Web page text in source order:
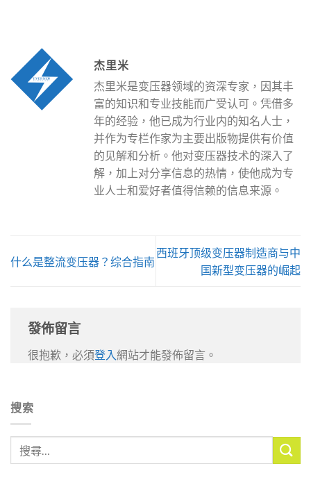
杰里米
杰里米是变压器领域的资深专家，因其丰
富的知识和专业技能而广受认可。凭借多
年的经验，他已成为行业内的知名人士，
并作为专栏作家为主要出版物提供有价值
的见解和分析。他对变压器技术的深入了
解，加上对分享信息的热情，使他成为专
业人士和爱好者值得信赖的信息来源。
什么是整流变压器？综合指南
西班牙顶级变压器制造商与中
国新型变压器的崛起
發佈留言
很抱歉，必須登入網站才能發佈留言。
搜索